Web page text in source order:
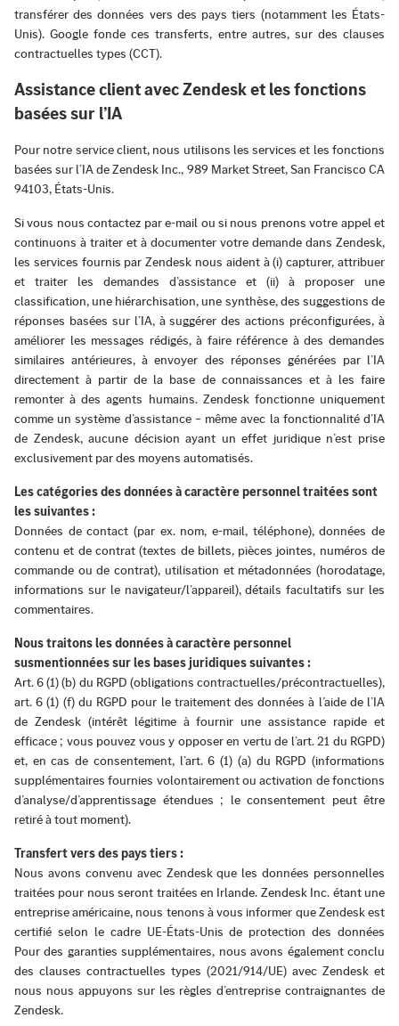
transférer des données vers des pays tiers (notamment les États-
Unis). Google fonde ces transferts, entre autres, sur des clauses
contractuelles types (CCT).
Assistance client avec Zendesk et les fonctions
basées sur l’IA
Pour notre service client, nous utilisons les services et les fonctions
basées sur l’IA de Zendesk Inc., 989 Market Street, San Francisco CA
94103, États-Unis.
Si vous nous contactez par e-mail ou si nous prenons votre appel et
continuons à traiter et à documenter votre demande dans Zendesk,
les services fournis par Zendesk nous aident à (i) capturer, attribuer
et traiter les demandes d’assistance et (ii) à proposer une
classification, une hiérarchisation, une synthèse, des suggestions de
réponses basées sur l’IA, à suggérer des actions préconfigurées, à
améliorer les messages rédigés, à faire référence à des demandes
similaires antérieures, à envoyer des réponses générées par l’IA
directement à partir de la base de connaissances et à les faire
remonter à des agents humains. Zendesk fonctionne uniquement
comme un système d’assistance – même avec la fonctionnalité d’IA
de Zendesk, aucune décision ayant un effet juridique n’est prise
exclusivement par des moyens automatisés.
Les catégories des données à caractère personnel traitées sont
les suivantes :
Données de contact (par ex. nom, e-mail, téléphone), données de
contenu et de contrat (textes de billets, pièces jointes, numéros de
commande ou de contrat), utilisation et métadonnées (horodatage,
informations sur le navigateur/l’appareil), détails facultatifs sur les
commentaires.
Nous traitons les données à caractère personnel
susmentionnées sur les bases juridiques suivantes :
Art. 6 (1) (b) du RGPD (obligations contractuelles/précontractuelles),
art. 6 (1) (f) du RGPD pour le traitement des données à l’aide de l’IA
de Zendesk (intérêt légitime à fournir une assistance rapide et
efficace ; vous pouvez vous y opposer en vertu de l’art. 21 du RGPD)
et, en cas de consentement, l’art. 6 (1) (a) du RGPD (informations
supplémentaires fournies volontairement ou activation de fonctions
d’analyse/d’apprentissage étendues ; le consentement peut être
retiré à tout moment).
Transfert vers des pays tiers :
Nous avons convenu avec Zendesk que les données personnelles
traitées pour nous seront traitées en Irlande. Zendesk Inc. étant une
entreprise américaine, nous tenons à vous informer que Zendesk est
certifié selon le cadre UE-États-Unis de protection des données
Pour des garanties supplémentaires, nous avons également conclu
des clauses contractuelles types (2021/914/UE) avec Zendesk et
nous nous appuyons sur les règles d’entreprise contraignantes de
Zendesk.